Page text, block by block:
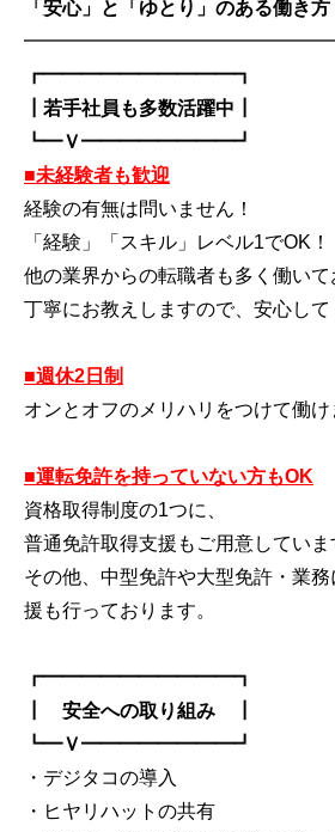
「安心」と「ゆとり」のある働き方
┏━━━━━━━━━━┓
┃若手社員も多数活躍中┃
┗━Ｖ━━━━━━━━┛
■未経験者も歓迎
経験の有無は問いません！
「経験」「スキル」レベル1でOK！
他の業界からの転職者も多く働いて
丁寧にお教えしますので、安心して
■週休2日制
オンとオフのメリハリをつけて働け
■運転免許を持っていない方もOK
資格取得制度の1つに、
普通免許取得支援もご用意していま
その他、中型免許や大型免許・業
援も行っております。
┏━━━━━━━━━━┓
┃ 安全への取り組み ┃
┗━Ｖ━━━━━━━━┛
・デジタコの導入
・ヒヤリハットの共有